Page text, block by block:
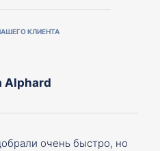
КЛИЕНТА
Alphard
очень быстро, но